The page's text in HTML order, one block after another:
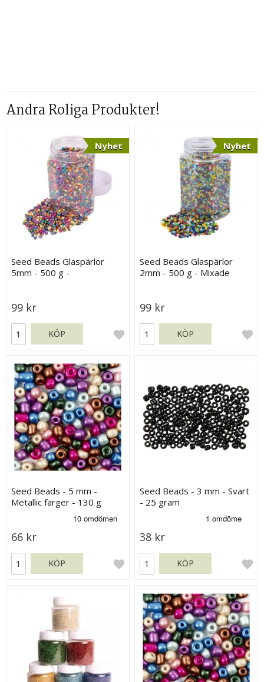
Andra Roliga Produkter!
Nyhet
Seed Beads Glaspärlor
5mm - 500 g -
99 kr
KÖP
Nyhet
Seed Beads Glaspärlor
2mm - 500 g - Mixade
99 kr
KÖP
Seed Beads - 5 mm -
Metallic färger - 130 g
66 kr
KÖP
Seed Beads - 3 mm - Svart
- 25 gram
38 kr
KÖP